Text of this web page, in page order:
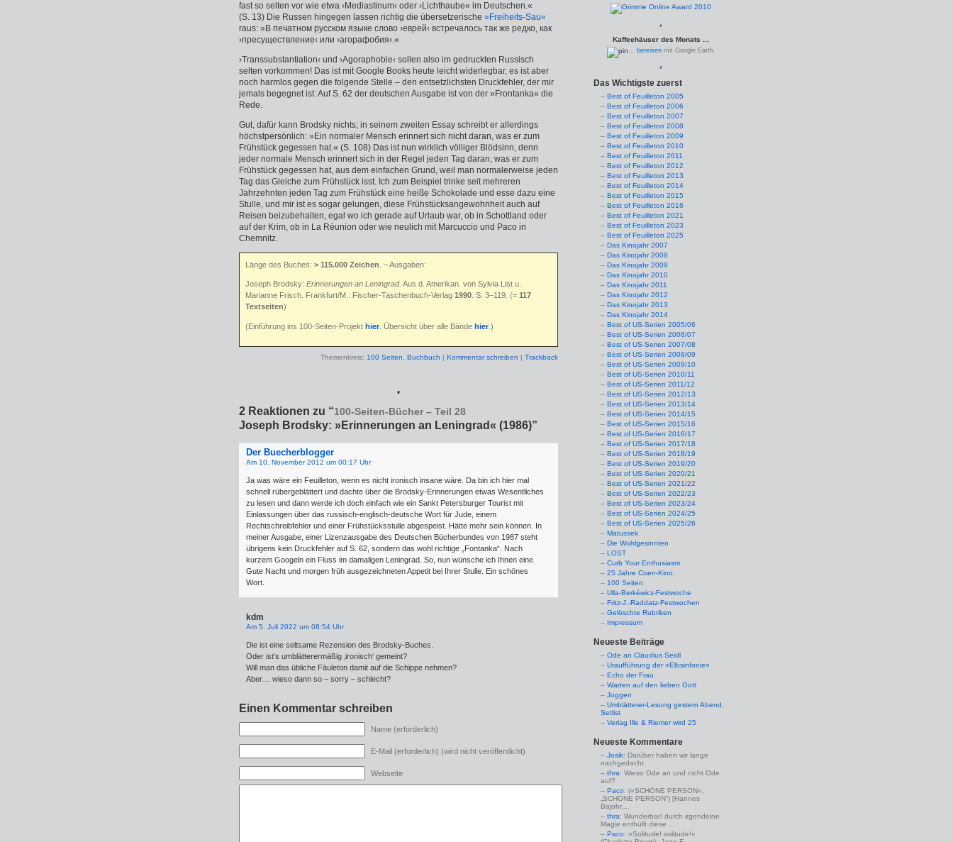
fast so selten vor wie etwa ›Mediastinum‹ oder ›Lichthaube« im Deutschen.«
(S. 13) Die Russen hingegen lassen richtig die übersetzerische »Freiheits-Sau«
raus: »В печатном русском языке слово ›еврей‹ встречалось так же редко, как
›пресуществление‹ или ›агорафобия‹.«
›Transsubstantiation‹ und ›Agoraphobie‹ sollen also im gedruckten Russisch
selten vorkommen! Das ist mit Google Books heute leicht widerlegbar, es ist aber
noch harmlos gegen die folgende Stelle – den entsetzlichsten Druckfehler, der mir
jemals begegnet ist: Auf S. 62 der deutschen Ausgabe ist von der »Frontanka« die
Rede.
Gut, dafür kann Brodsky nichts; in seinem zweiten Essay schreibt er allerdings
höchstpersönlich: »Ein normaler Mensch erinnert sich nicht daran, was er zum
Frühstück gegessen hat.« (S. 108) Das ist nun wirklich völliger Blödsinn, denn
jeder normale Mensch erinnert sich in der Regel jeden Tag daran, was er zum
Frühstück gegessen hat, aus dem einfachen Grund, weil man normalerweise jeden
Tag das Gleiche zum Frühstück isst. Ich zum Beispiel trinke seit mehreren
Jahrzehnten jeden Tag zum Frühstück eine heiße Schokolade und esse dazu eine
Stulle, und mir ist es sogar gelungen, diese Frühstücksangewohnheit auch auf
Reisen beizubehalten, egal wo ich gerade auf Urlaub war, ob in Schottland oder
auf der Krim, ob in La Réunion oder wie neulich mit Marcuccio und Paco in
Chemnitz.
Länge des Buches: > 115.000 Zeichen . – Ausgaben:
Joseph Brodsky: Erinnerungen an Leningrad. Aus d. Amerikan. von Sylvia List u.
Marianne Frisch. Frankfurt/M.: Fischer-Taschenbuch-Verlag 1990 . S. 3–119. (= 117
Textseiten)
(Einführung ins 100-Seiten-Projekt hier. Übersicht über alle Bände hier.)
Themenkreis: 100 Seiten, Buchbuch Kommentar schreiben Trackback
*
2 Reaktionen zu “100-Seiten-Bücher – Teil 28
Joseph Brodsky: »Erinnerungen an Leningrad« (1986)”
Der Buecherblogger
Am 10. November 2012 um 00:17 Uhr
Ja was wäre ein Feuilleton, wenn es nicht ironisch insane wäre. Da bin ich hier mal
schnell rübergeblättert und dachte über die Brodsky-Erinnerungen etwas Wesentliches
zu lesen und dann werde ich doch einfach wie ein Sankt Petersburger Tourist mit
Einlassungen über das russisch-englisch-deutsche Wort für Jude, einem
Rechtschreibfehler und einer Frühstücksstulle abgespeist. Hätte mehr sein können. In
meiner Ausgabe, einer Lizenzausgabe des Deutschen Bücherbundes von 1987 steht
übrigens kein Druckfehler auf S. 62, sondern das wohl richtige „Fontanka“. Nach
kurzem Googeln ein Fluss im damaligen Leningrad. So, nun wünsche ich Ihnen eine
Gute Nacht und morgen früh ausgezeichneten Appetit bei Ihrer Stulle. Ein schönes
Wort.
kdm
Am 5. Juli 2022 um 08:54 Uhr
Die ist eine seltsame Rezension des Brodsky-Buches.
Oder ist’s umblätterermäßig ‚ironisch‘ gemeint?
Will man das übliche Fäuleton damit auf die Schippe nehmen?
Aber… wieso dann so – sorry – schlecht?
Einen Kommentar schreiben
Name (erforderlich)
E-Mail (erforderlich) (wird nicht veröffentlicht)
Webseite
*
Kaffeehäuser des Monats ...
... bereisenmit Google Earth.
*
Das Wichtigste zuerst
Best of Feuilleton 2005
Best of Feuilleton 2006
Best of Feuilleton 2007
Best of Feuilleton 2008
Best of Feuilleton 2009
Best of Feuilleton 2010
Best of Feuilleton 2011
Best of Feuilleton 2012
Best of Feuilleton 2013
Best of Feuilleton 2014
Best of Feuilleton 2015
Best of Feuilleton 2016
Best of Feuilleton 2021
Best of Feuilleton 2023
Best of Feuilleton 2025
Das Kinojahr 2007
Das Kinojahr 2008
Das Kinojahr 2009
Das Kinojahr 2010
Das Kinojahr 2011
Das Kinojahr 2012
Das Kinojahr 2013
Das Kinojahr 2014
Best of US-Serien 2005/06
Best of US-Serien 2006/07
Best of US-Serien 2007/08
Best of US-Serien 2008/09
Best of US-Serien 2009/10
Best of US-Serien 2010/11
Best of US-Serien 2011/12
Best of US-Serien 2012/13
Best of US-Serien 2013/14
Best of US-Serien 2014/15
Best of US-Serien 2015/16
Best of US-Serien 2016/17
Best of US-Serien 2017/18
Best of US-Serien 2018/19
Best of US-Serien 2019/20
Best of US-Serien 2020/21
Best of US-Serien 2021/22
Best of US-Serien 2022/23
Best of US-Serien 2023/24
Best of US-Serien 2024/25
Best of US-Serien 2025/26
Matussek
Die Wohlgesinnten
LOST
Curb Your Enthusiasm
25 Jahre Coen-Kino
100 Seiten
Ulla-Berkéwicz-Festwoche
Fritz-J.-Raddatz-Festwochen
Gelöschte Rubriken
Impressum
Neueste Beiträge
Ode an Claudius Seidl
Uraufführung der »Elbsinfonie«
Echo der Frau
Warten auf den lieben Gott
Joggen
Umblätterer-Lesung gestern Abend,
Setlist
Verlag Ille & Riemer wird 25
Neueste Kommentare
Josik: Darüber haben wir lange
nachgedacht.
thra: Wieso Ode an und nicht Ode
auf?
Paco: (»SCHÖNE PERSON«,
„SCHÖNE PERSON“) [Hannes
Bajohr,...
thra: Wunderbar! durch irgendeine
Magie enthüllt diese ...
Paco: »Solitude! solitude!«